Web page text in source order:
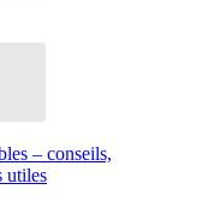
– conseils,
utiles